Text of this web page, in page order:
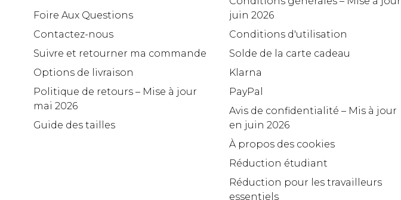
Foire Aux Questions
Contactez-nous
Suivre et retourner ma commande
Options de livraison
Politique de retours – Mise à jour
mai 2026
Guide des tailles
juin 2026
Conditions d'utilisation
Solde de la carte cadeau
Klarna
PayPal
Avis de confidentialité – Mis à jour
en juin 2026
À propos des cookies
Réduction étudiant
Réduction pour les travailleurs
essentiels